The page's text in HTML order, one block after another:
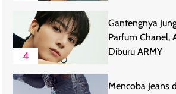
4
Gantengnya
Parfum Chanel,
Diburu ARMY
Mencoba Jeans